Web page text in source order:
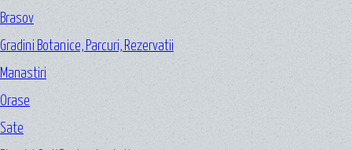
Brasov
Gradini Botanice, Parcuri, Rezervatii
Manastiri
Orase
Sate